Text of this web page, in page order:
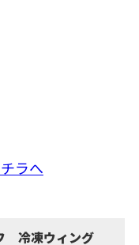
ラへ
冷凍ウィング